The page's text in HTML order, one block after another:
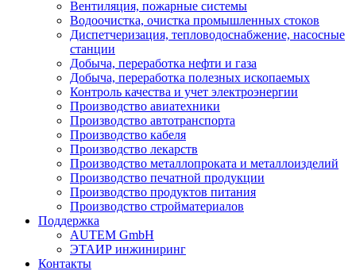
Вентиляция, пожарные системы
Водоочистка, очистка промышленных стоков
Диспетчеризация, тепловодоснабжение, насосные
станции
Добыча, переработка нефти и газа
Добыча, переработка полезных ископаемых
Контроль качества и учет электроэнергии
Производство авиатехники
Производство автотранспорта
Производство кабеля
Производство лекарств
Производство металлопроката и металлоизделий
Производство печатной продукции
Производство продуктов питания
Производство стройматериалов
Поддержка
AUTEM GmbH
ЭТАИР инжиниринг
Контакты